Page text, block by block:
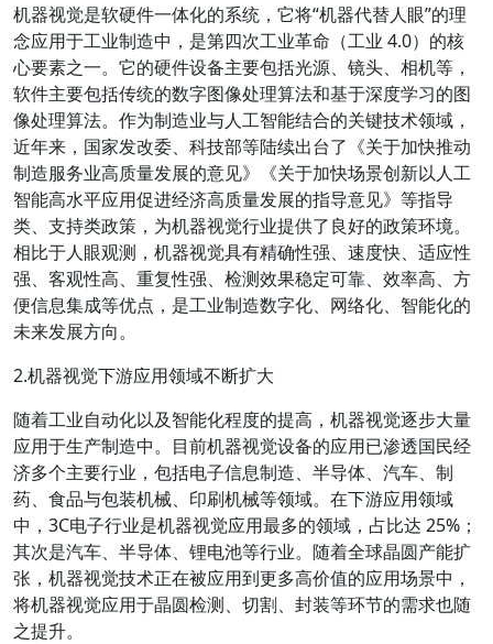
机器视觉是软硬件一体化的系统，它将“机器代替人眼”的理
念应用于工业制造中，是第四次工业革命（工业 4.0）的核
心要素之一。它的硬件设备主要包括光源、镜头、相机等，
软件主要包括传统的数字图像处理算法和基于深度学习的图
像处理算法。作为制造业与人工智能结合的关键技术领域，
近年来，国家发改委、科技部等陆续出台了《关于加快推动
制造服务业高质量发展的意见》《关于加快场景创新以人工
智能高水平应用促进经济高质量发展的指导意见》等指导
类、支持类政策，为机器视觉行业提供了良好的政策环境。
相比于人眼观测，机器视觉具有精确性强、速度快、适应性
强、客观性高、重复性强、检测效果稳定可靠、效率高、方
便信息集成等优点，是工业制造数字化、网络化、智能化的
未来发展方向。
2.机器视觉下游应用领域不断扩大
随着工业自动化以及智能化程度的提高，机器视觉逐步大量
应用于生产制造中。目前机器视觉设备的应用已渗透国民经
济多个主要行业，包括电子信息制造、半导体、汽车、制
药、食品与包装机械、印刷机械等领域。在下游应用领域
中，3C电子行业是机器视觉应用最多的领域，占比达 25%；
其次是汽车、半导体、锂电池等行业。随着全球晶圆产能扩
张，机器视觉技术正在被应用到更多高价值的应用场景中，
将机器视觉应用于晶圆检测、切割、封装等环节的需求也随
之提升。